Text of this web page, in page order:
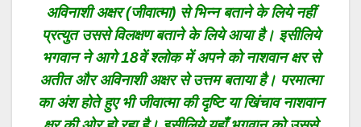
अविनाशी अक्षर (जीवात्मा) से भिन्न बताने के लिये नहीं
प्रत्युत उससे विलक्षण बताने के लिये आया है। इसीलिये
भगवान ने आगे 18वें श्लोक में अपने को नाशवान क्षर से
अतीत और अविनाशी अक्षर से उत्तम बताया है। परमात्मा
का अंश होते हुए भी जीवात्मा की दृष्टि या खिंचाव नाशवान